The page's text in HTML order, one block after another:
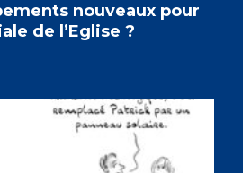
nouveaux pour
de l’Eglise ?